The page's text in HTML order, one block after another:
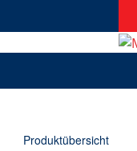
Applikationen
Produktübersicht